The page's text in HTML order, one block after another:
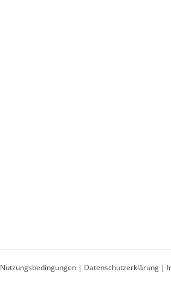
Nutzungsbedingungen| Datenschutzerklärung|